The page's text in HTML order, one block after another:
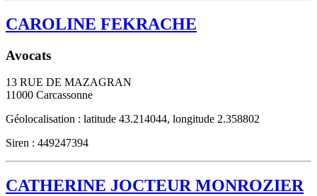
CAROLINE FEKRACHE
Avocats
13 RUE DE MAZAGRAN
11000 Carcassonne
Géolocalisation : latitude 43.214044, longitude 2.358802
Siren : 449247394
CATHERINE JOCTEUR MONROZIER